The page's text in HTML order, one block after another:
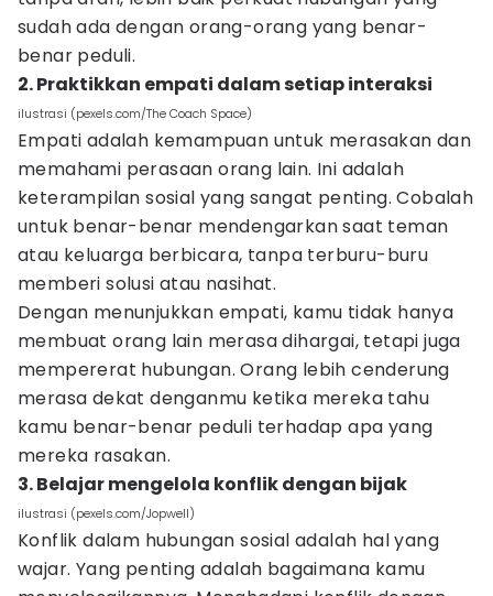
sudah ada dengan orang-orang yang benar-
benar peduli.
2. Praktikkan empati dalam setiap interaksi
ilustrasi (pexels.com/The Coach Space)
Empati adalah kemampuan untuk merasakan dan
memahami perasaan orang lain. Ini adalah
keterampilan sosial yang sangat penting. Cobalah
untuk benar-benar mendengarkan saat teman
atau keluarga berbicara, tanpa terburu-buru
memberi solusi atau nasihat.
Dengan menunjukkan empati, kamu tidak hanya
membuat orang lain merasa dihargai, tetapi juga
mempererat hubungan. Orang lebih cenderung
merasa dekat denganmu ketika mereka tahu
kamu benar-benar peduli terhadap apa yang
mereka rasakan.
3. Belajar mengelola konflik dengan bijak
ilustrasi (pexels.com/Jopwell)
Konflik dalam hubungan sosial adalah hal yang
wajar. Yang penting adalah bagaimana kamu